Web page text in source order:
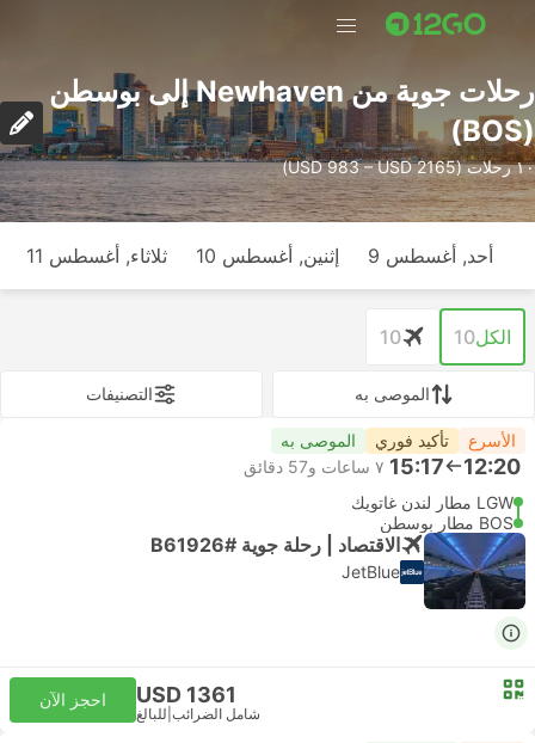
رحلات جوية من Newhaven إلى بوسطن
(BOS)
١٠ رحلات (USD 983 – USD 2165)
أحد, أغسطس 9 إثنين, أغسطس 10 ثلاثاء, أغسطس 11
الكل10
10
الموصى به التصنيفات
الأسرع تأكيد فوري الموصى به
12:20
15:17 ٧ ساعات و‫57 دقائق
LGW مطار لندن غاتويك
BOS مطار بوسطن
الاقتصاد | رحلة جوية #B61926
JetBlue
USD 1361
شامل الضرائب للبالغ
احجز الآن